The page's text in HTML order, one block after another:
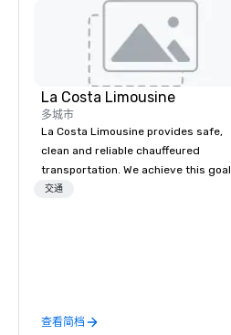
La Costa Limousine
多城市
La Costa Limousine provides safe,
clean and reliable chauffeured
transportation. We achieve this goal
with highly trained chauffeurs, the
late model luxury vehicles to the
交通
查看简档